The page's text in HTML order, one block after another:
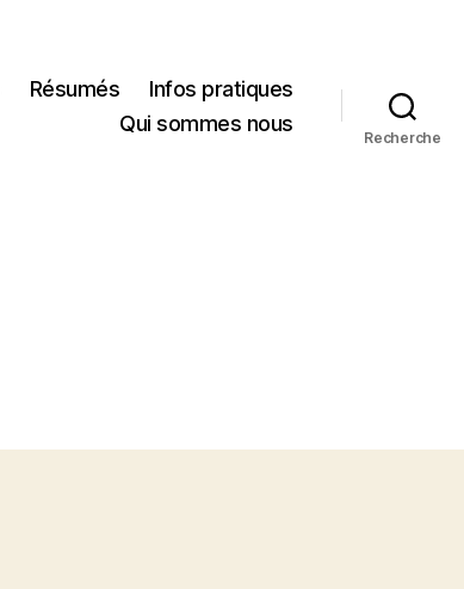
Résumés
Infos pratiques
Qui sommes nous
Recherche